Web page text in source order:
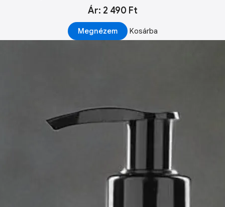
Ár: 2 490 Ft
Megnézem Kosárba